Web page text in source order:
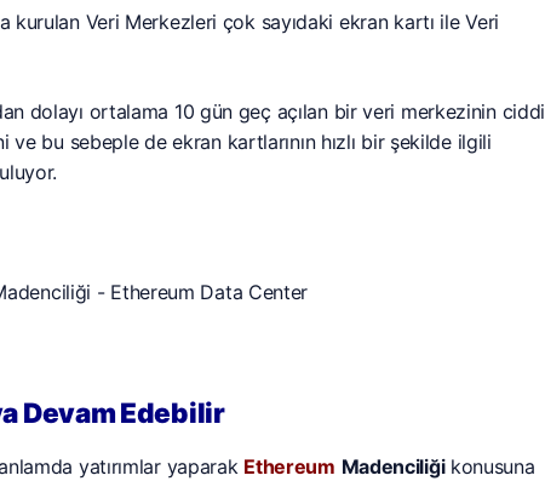
kurulan Veri Merkezleri çok sayıdaki ekran kartı ile Veri
dolayı ortalama 10 gün geç açılan bir veri merkezinin ciddi
bu sebeple de ekran kartlarının hızlı bir şekilde ilgili
Devam Edebilir
yatırımlar yaparak Ethereum Madenciliğikonusuna